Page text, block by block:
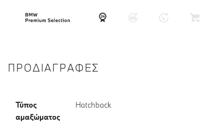
ΠΡΟΔΙΑΓΡΑΦΈΣ
Τύπος
αμαξώματος
Hatchback